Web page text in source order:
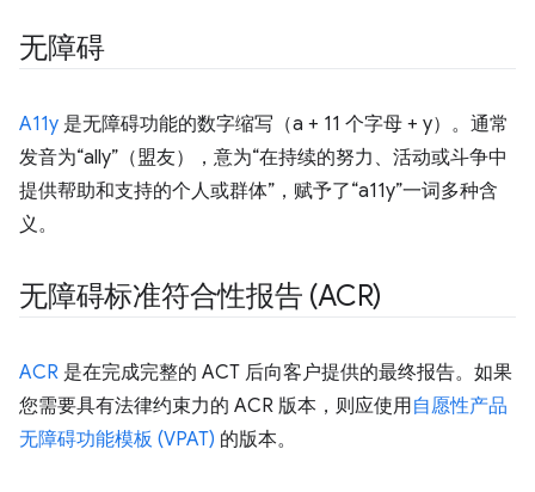
无障碍
A11y 是无障碍功能的数字缩写（a + 11 个字母 + y）。通常
发音为“ally”（盟友），意为“在持续的努力、活动或斗争中
提供帮助和支持的个人或群体”，赋予了“a11y”一词多种含
义。
无障碍标准符合性报告 (ACR)
ACR 是在完成完整的 ACT 后向客户提供的最终报告。如果
您需要具有法律约束力的 ACR 版本，则应使用自愿性产品
无障碍功能模板 (VPAT) 的版本。